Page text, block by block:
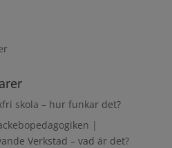
skola – hur funkar det?
|
Verkstad – vad är det?